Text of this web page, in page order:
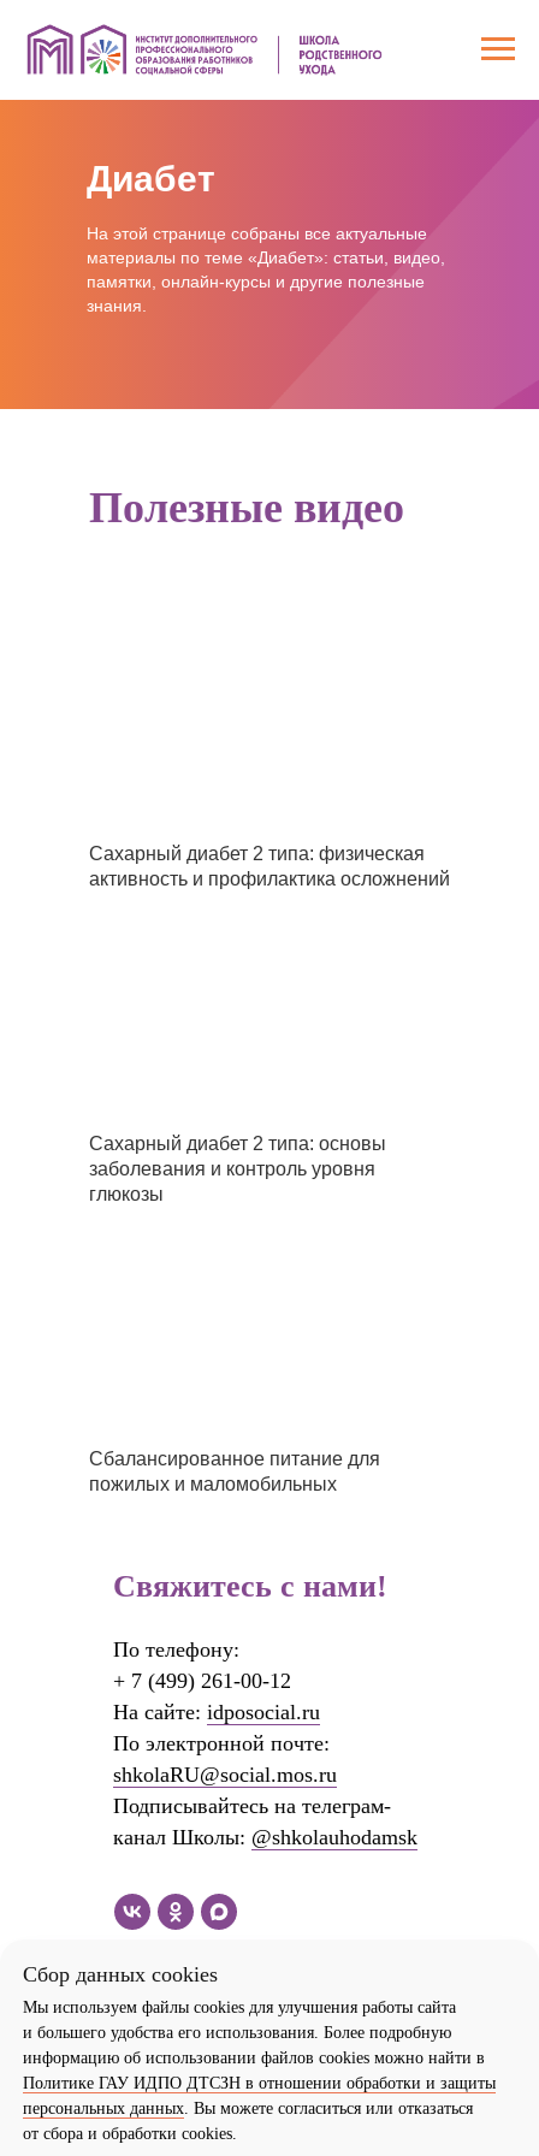
Сбор данных cookies
Мы используем файлы cookies для улучшения работы сайта
и большего удобства его использования. Более подробную
информацию об использовании файлов cookies можно найти в
Политике ГАУ ИДПО ДТСЗН в отношении обработки и защиты
персональных данных. Вы можете согласиться или отказаться
от сбора и обработки cookies.
На этой странице собраны все актуальные
материалы по теме «Диабет»: статьи, видео,
памятки, онлайн-курсы и другие полезные
знания.
Диабет
Полезные видео
Сахарный диабет 2 типа: физическая
активность и профилактика осложнений
Сахарный диабет 2 типа: основы
заболевания и контроль уровня
глюкозы
Сбалансированное питание для
пожилых и маломобильных
Свяжитесь с нами!
По телефону:
+ 7 (499) 261-00-12
На сайте: idposocial.ru
По электронной почте:
shkolaRU@social.mos.ru
Подписывайтесь на телеграм-
канал Школы: @shkolauhodamsk